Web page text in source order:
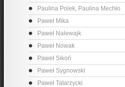
Paulina Polek, Paulina Mechło
Paweł Mika
Paweł Nalewajk
Paweł Nowak
Paweł Sikoń
Paweł Sygnowski
Paweł Tatarzycki